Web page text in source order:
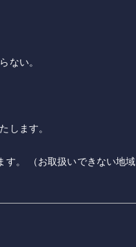
ない。
します。
す。 （お取扱いできない地域